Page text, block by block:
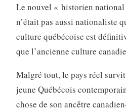
Le nouvel « historien
n’était pas aussi nationaliste
culture québécoise est
que l’ancienne culture
Malgré tout, le pays réel
jeune Québécois
chose de son ancêtre